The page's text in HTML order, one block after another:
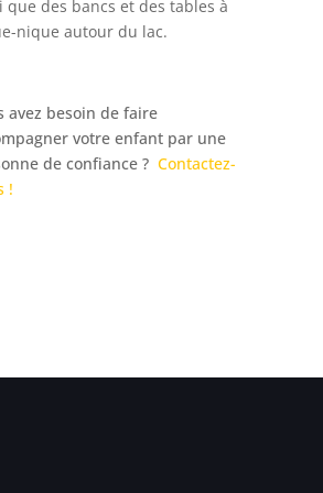
que des bancs et des tables à
nique autour du lac.
avez besoin de faire
votre enfant par une
de confiance ? Contactez-
!